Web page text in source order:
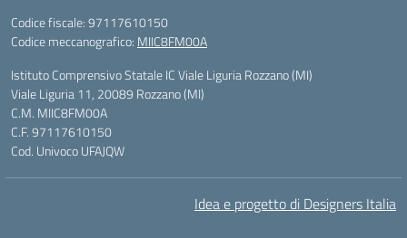
Codice fiscale: 97117610150
Codice meccanografico: MIIC8FM00A
Istituto Comprensivo Statale IC Viale Liguria Rozzano (MI)
Viale Liguria 11, 20089 Rozzano (MI)
C.M. MIIC8FM00A
C.F. 97117610150
Cod. Univoco UFAJQW
Idea e progetto di Designers Italia